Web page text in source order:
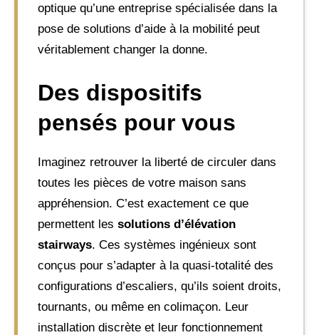
optique qu’une entreprise spécialisée dans la
pose de solutions d’aide à la mobilité peut
véritablement changer la donne.
Des dispositifs
pensés pour vous
Imaginez retrouver la liberté de circuler dans
toutes les pièces de votre maison sans
appréhension. C’est exactement ce que
permettent les solutions d’élévation
stairways. Ces systèmes ingénieux sont
conçus pour s’adapter à la quasi-totalité des
configurations d’escaliers, qu’ils soient droits,
tournants, ou même en colimaçon. Leur
installation discrète et leur fonctionnement